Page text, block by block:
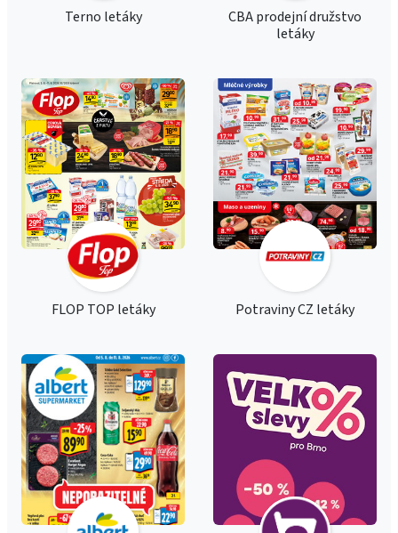
Terno letáky
CBA prodejní družstvo
letáky
FLOP TOP letáky Potraviny CZ letáky